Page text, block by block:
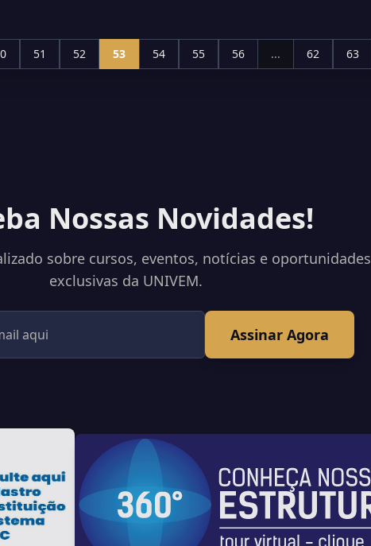
51 52 53 54 55 56 ... 62 63
Nossas Novidades!
sobre cursos, eventos, notícias e oportunidades
exclusivas da UNIVEM.
Assinar Agora